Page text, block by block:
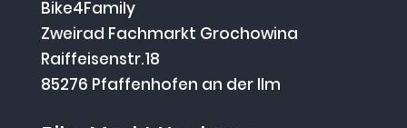
Bike4Family
Zweirad Fachmarkt Grochowina
Raiffeisenstr.18
85276 Pfaffenhofen an der Ilm